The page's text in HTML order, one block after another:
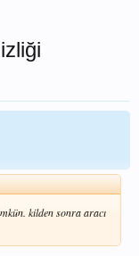
kilden sonra aracı